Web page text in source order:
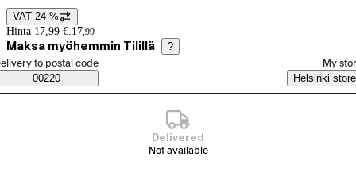
Price details
VAT 24 %
Hinta 17,99 €. 17,99
Maksa myöhemmin Tilillä ?
Saatavuustiedot
order method
to postal code
00220
My
Helsinki store
Delivered
Not available